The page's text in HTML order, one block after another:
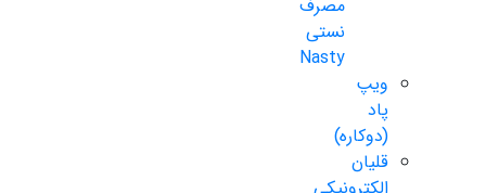
مصرف
نستی
Nasty
ویپ
پاد
(دوکاره)
قلیان